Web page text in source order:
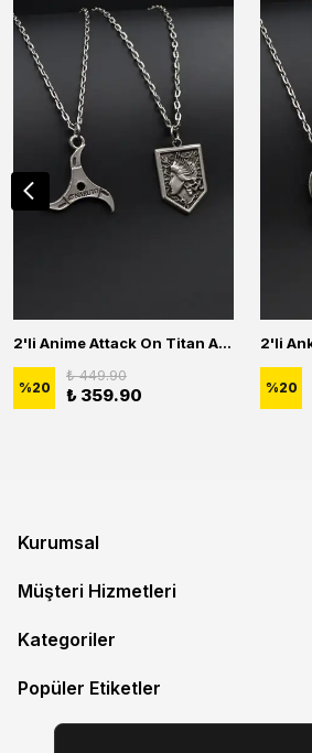
2'li Anime Attack On Titan Acrylic Maria Anime Naruto Erkek Kadın Kolye Seti
%20
₺ 449.90
₺ 359.90 %20
Kurumsal
Müşteri Hizmetleri
Kategoriler
Popüler Etiketler